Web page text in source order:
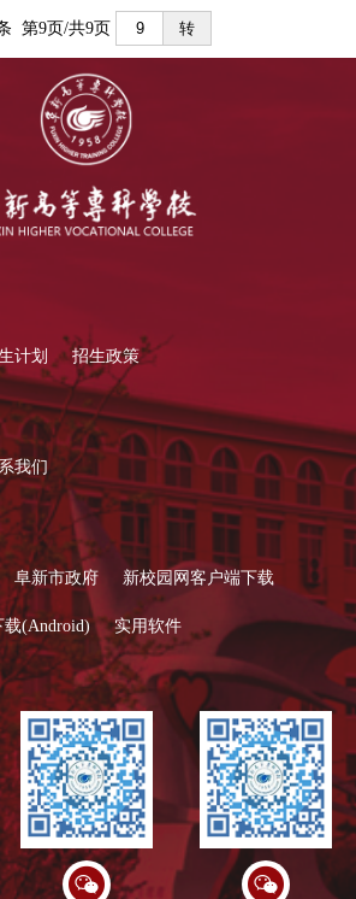
第9页/共9页 转
计划 招生政策
我们
阜新市政府 新校园网客户端下载
载(Android) 实用软件